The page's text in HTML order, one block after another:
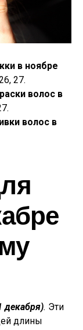
в ноябре
27.
волос в
волос в
декабря). Эти
длины